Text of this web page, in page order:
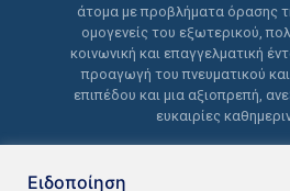
άτομα με προβλήματα όρασης
ομογενείς του εξωτερικού,
κοινωνική και επαγγελματική
προαγωγή του πνευματικού
επιπέδου και μια αξιοπρεπή,
ευκαιρίες
Ειδοποίηση